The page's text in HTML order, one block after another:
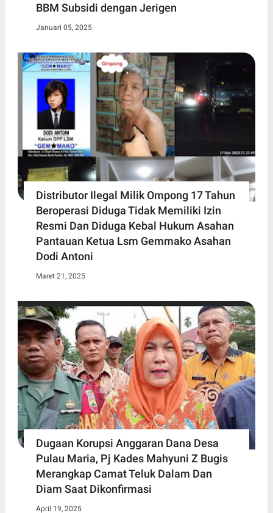
BBM Subsidi dengan Jerigen
Januari 05, 2025
Distributor Ilegal Milik Ompong 17 Tahun
Beroperasi Diduga Tidak Memiliki Izin
Resmi Dan Diduga Kebal Hukum Asahan
Pantauan Ketua Lsm Gemmako Asahan
Dodi Antoni
Maret 21, 2025
Dugaan Korupsi Anggaran Dana Desa
Pulau Maria, Pj Kades Mahyuni Z Bugis
Merangkap Camat Teluk Dalam Dan
Diam Saat Dikonfirmasi
April 19, 2025